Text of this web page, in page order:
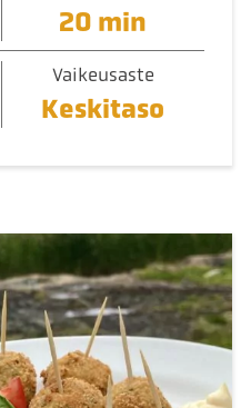
20 min
Vaikeusaste
Keskitaso